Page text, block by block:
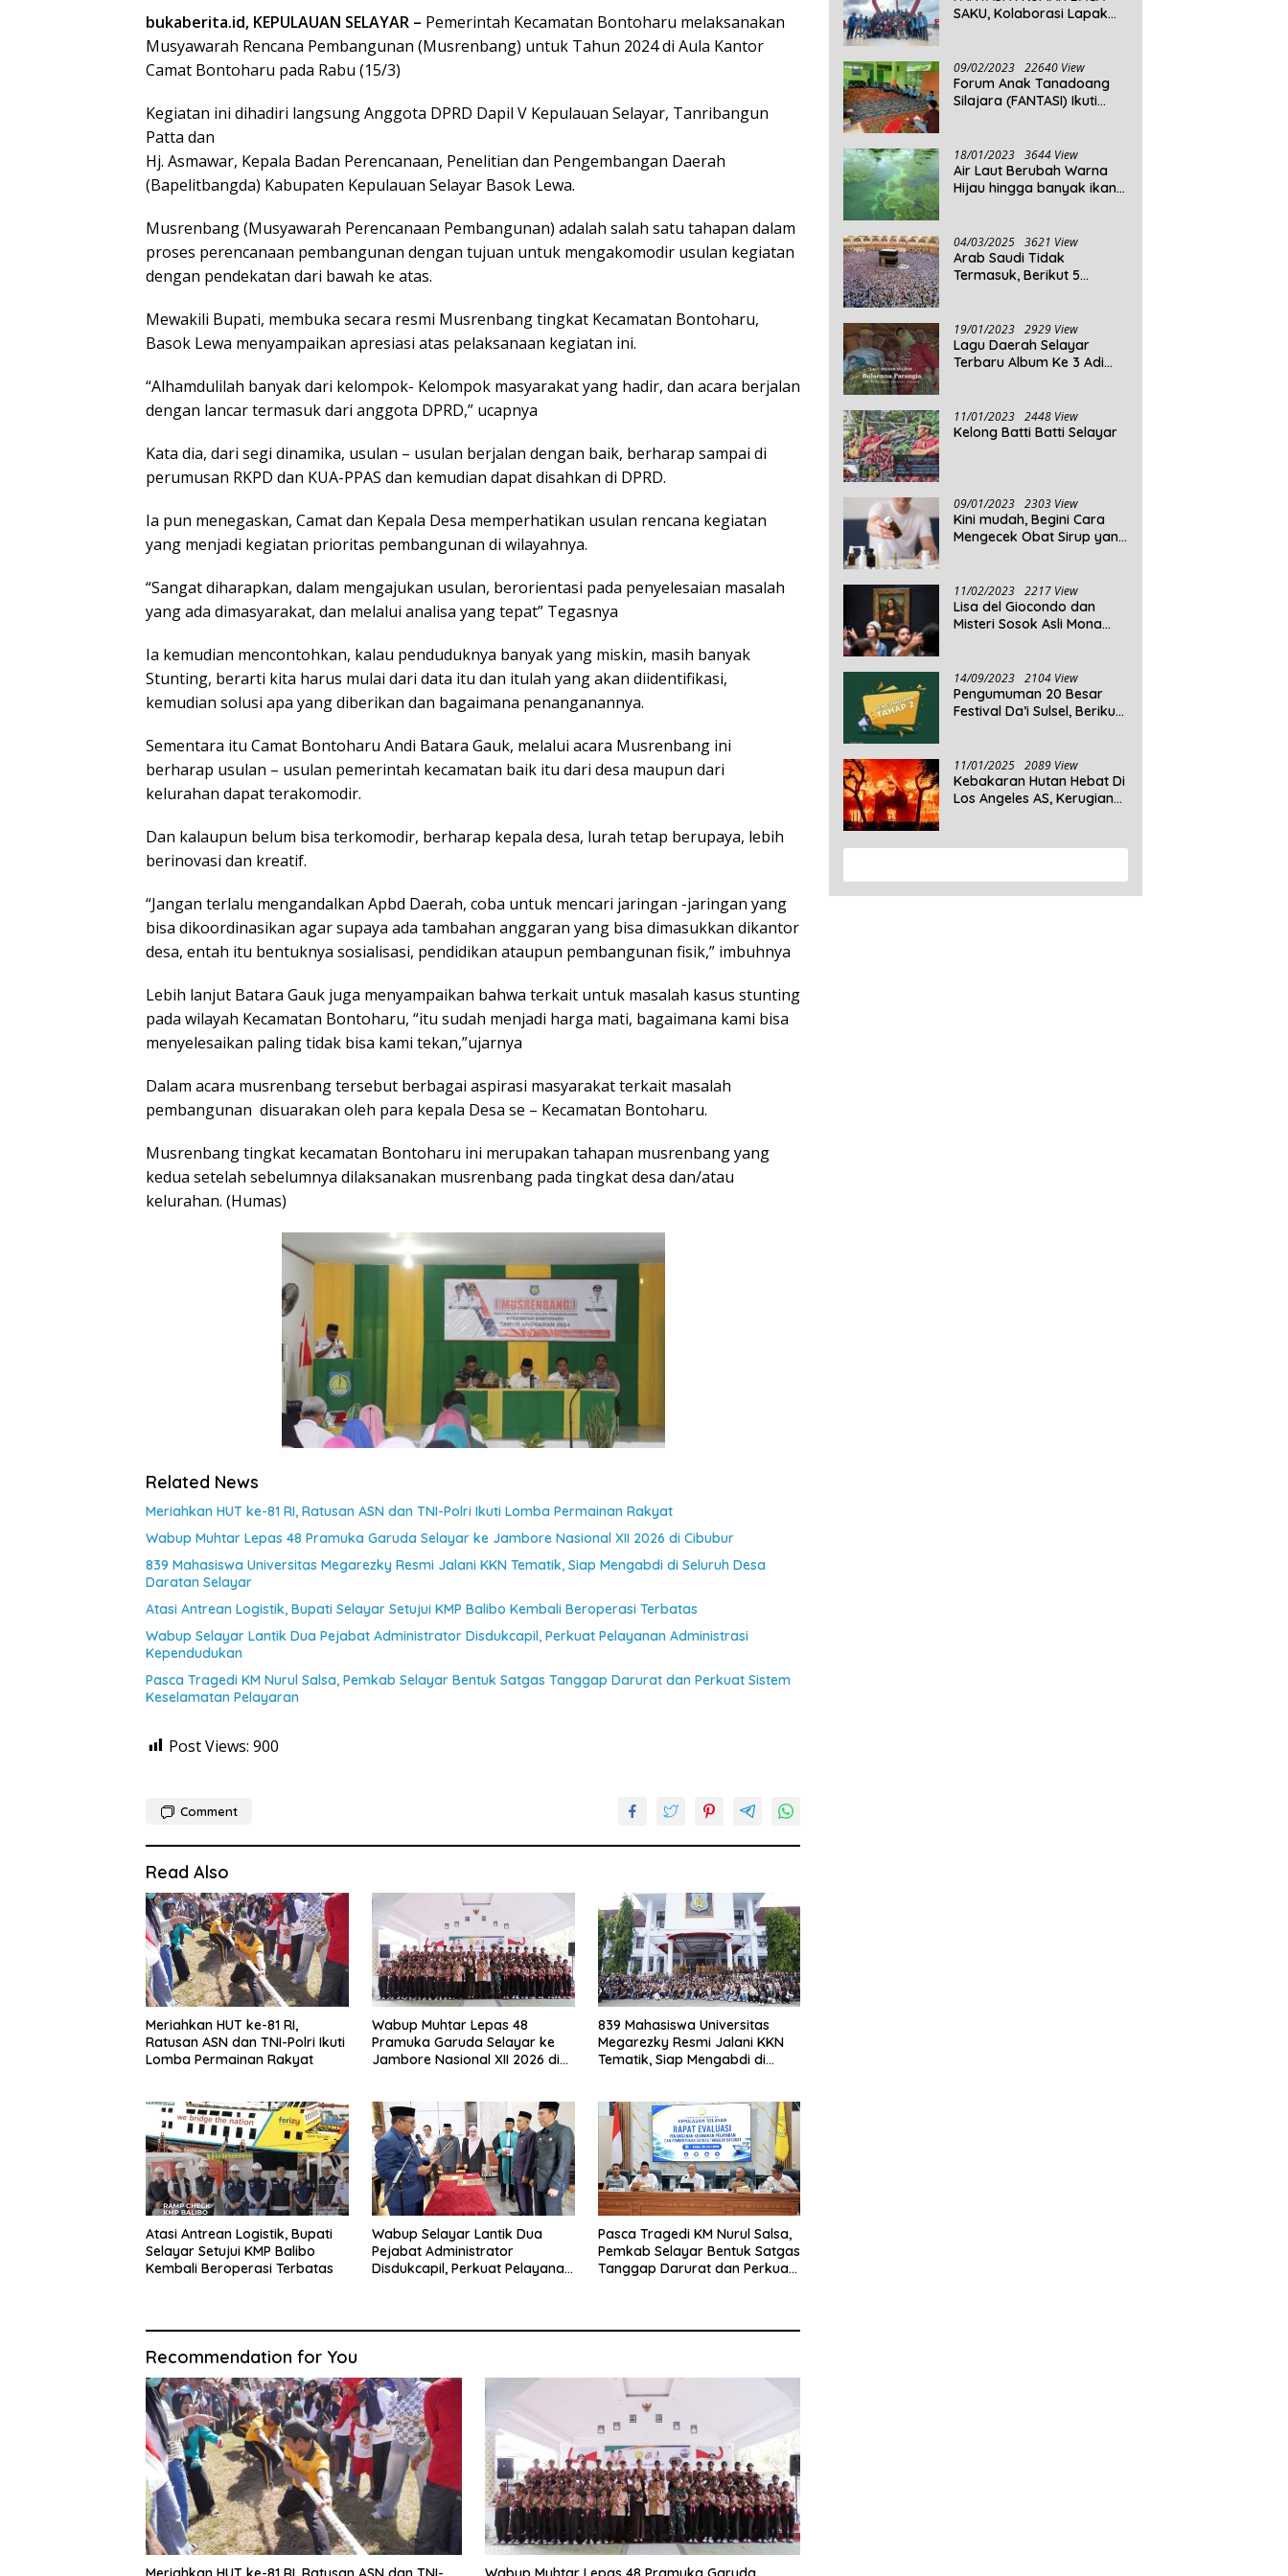
bukaberita.id, KEPULAUAN SELAYAR – Pemerintah Kecamatan Bontoharu melaksanakan
Musyawarah Rencana Pembangunan (Musrenbang) untuk Tahun 2024 di Aula Kantor
Camat Bontoharu pada Rabu (15/3)
Kegiatan ini dihadiri langsung Anggota DPRD Dapil V Kepulauan Selayar, Tanribangun
Patta dan
Hj. Asmawar, Kepala Badan Perencanaan, Penelitian dan Pengembangan Daerah
(Bapelitbangda) Kabupaten Kepulauan Selayar Basok Lewa.
Musrenbang (Musyawarah Perencanaan Pembangunan) adalah salah satu tahapan dalam
proses perencanaan pembangunan dengan tujuan untuk mengakomodir usulan kegiatan
dengan pendekatan dari bawah ke atas.
Mewakili Bupati, membuka secara resmi Musrenbang tingkat Kecamatan Bontoharu,
Basok Lewa menyampaikan apresiasi atas pelaksanaan kegiatan ini.
“Alhamdulilah banyak dari kelompok- Kelompok masyarakat yang hadir, dan acara berjalan
dengan lancar termasuk dari anggota DPRD,” ucapnya
Kata dia, dari segi dinamika, usulan – usulan berjalan dengan baik, berharap sampai di
perumusan RKPD dan KUA-PPAS dan kemudian dapat disahkan di DPRD.
Ia pun menegaskan, Camat dan Kepala Desa memperhatikan usulan rencana kegiatan
yang menjadi kegiatan prioritas pembangunan di wilayahnya.
“Sangat diharapkan, dalam mengajukan usulan, berorientasi pada penyelesaian masalah
yang ada dimasyarakat, dan melalui analisa yang tepat” Tegasnya
Ia kemudian mencontohkan, kalau penduduknya banyak yang miskin, masih banyak
Stunting, berarti kita harus mulai dari data itu dan itulah yang akan diidentifikasi,
kemudian solusi apa yang diberikan dan bagaimana penanganannya.
Sementara itu Camat Bontoharu Andi Batara Gauk, melalui acara Musrenbang ini
berharap usulan – usulan pemerintah kecamatan baik itu dari desa maupun dari
kelurahan dapat terakomodir.
Dan kalaupun belum bisa terkomodir, berharap kepala desa, lurah tetap berupaya, lebih
berinovasi dan kreatif.
“Jangan terlalu mengandalkan Apbd Daerah, coba untuk mencari jaringan -jaringan yang
bisa dikoordinasikan agar supaya ada tambahan anggaran yang bisa dimasukkan dikantor
desa, entah itu bentuknya sosialisasi, pendidikan ataupun pembangunan fisik,” imbuhnya
Lebih lanjut Batara Gauk juga menyampaikan bahwa terkait untuk masalah kasus stunting
pada wilayah Kecamatan Bontoharu, “itu sudah menjadi harga mati, bagaimana kami bisa
menyelesaikan paling tidak bisa kami tekan,”ujarnya
Dalam acara musrenbang tersebut berbagai aspirasi masyarakat terkait masalah
pembangunan disuarakan oleh para kepala Desa se – Kecamatan Bontoharu.
Musrenbang tingkat kecamatan Bontoharu ini merupakan tahapan musrenbang yang
kedua setelah sebelumnya dilaksanakan musrenbang pada tingkat desa dan/atau
kelurahan. (Humas)
Related News
Meriahkan HUT ke-81 RI, Ratusan ASN dan TNI-Polri Ikuti Lomba Permainan Rakyat
Wabup Muhtar Lepas 48 Pramuka Garuda Selayar ke Jambore Nasional XII 2026 di Cibubur
839 Mahasiswa Universitas Megarezky Resmi Jalani KKN Tematik, Siap Mengabdi di Seluruh Desa
Daratan Selayar
Atasi Antrean Logistik, Bupati Selayar Setujui KMP Balibo Kembali Beroperasi Terbatas
Wabup Selayar Lantik Dua Pejabat Administrator Disdukcapil, Perkuat Pelayanan Administrasi
Kependudukan
Pasca Tragedi KM Nurul Salsa, Pemkab Selayar Bentuk Satgas Tanggap Darurat dan Perkuat Sistem
Keselamatan Pelayaran
Post Views: 900
Comment
Read Also
Meriahkan HUT ke-81 RI,
Ratusan ASN dan TNI-Polri Ikuti
Lomba Permainan Rakyat
Wabup Muhtar Lepas 48
Pramuka Garuda Selayar ke
Jambore Nasional XII 2026 di
839 Mahasiswa Universitas
Megarezky Resmi Jalani KKN
Tematik, Siap Mengabdi di
Atasi Antrean Logistik, Bupati
Selayar Setujui KMP Balibo
Kembali Beroperasi Terbatas
Wabup Selayar Lantik Dua
Pejabat Administrator
Disdukcapil, Perkuat Pelayanan
Pasca Tragedi KM Nurul Salsa,
Pemkab Selayar Bentuk Satgas
Tanggap Darurat dan Perkuat
Recommendation for You
SAKU, Kolaborasi Lapak
09/02/2023 22640 View
Forum Anak Tanadoang
Silajara (FANTASI) Ikuti
18/01/2023 3644 View
Air Laut Berubah Warna
Hijau hingga banyak ikan
04/03/2025 3621 View
Arab Saudi Tidak
Termasuk, Berikut 5
Dunia Tahun 2025
19/01/2023 2929 View
Lagu Daerah Selayar
Terbaru Album Ke 3 Adi
11/01/2023 2448 View
Kelong Batti Batti Selayar
09/01/2023 2303 View
Kini mudah, Begini Cara
Mengecek Obat Sirup yang
Aman Untuk Dikonsumsi
11/02/2023 2217 View
Lisa del Giocondo dan
Misteri Sosok Asli Mona
14/09/2023 2104 View
Pengumuman 20 Besar
Festival Da’i Sulsel, Berikut
11/01/2025 2089 View
Kebakaran Hutan Hebat Di
Los Angeles AS, Kerugian